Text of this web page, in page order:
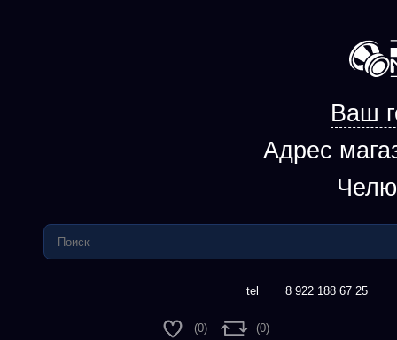
Ваш
Адрес
8 922 188 67 25
(0) (0)